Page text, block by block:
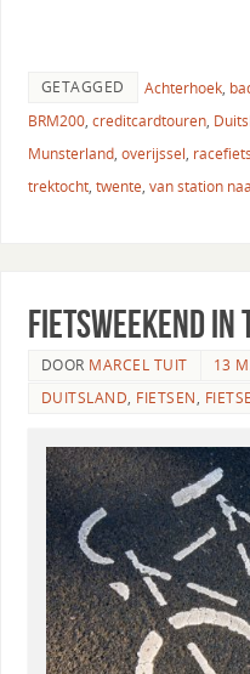
GETAGGED Achterhoek,
BRM200, creditcardtouren,
Munsterland, overijssel, racefiets
trektocht, twente, van station
Fietsweekend
DOOR MARCEL TUIT
13
DUITSLAND, FIETSEN,